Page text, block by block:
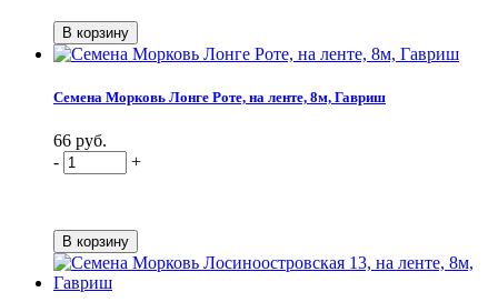
Семена Морковь Лонге Роте, на ленте, 8м, Гавриш
66 руб.
-
+